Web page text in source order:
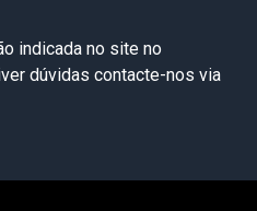
indicada no site no
dúvidas contacte-nos via